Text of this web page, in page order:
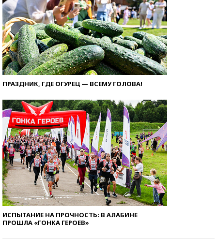
ПРАЗДНИК, ГДЕ ОГУРЕЦ — ВСЕМУ ГОЛОВА!
ИСПЫТАНИЕ НА ПРОЧНОСТЬ: В АЛАБИНЕ
ПРОШЛА «ГОНКА ГЕРОЕВ»